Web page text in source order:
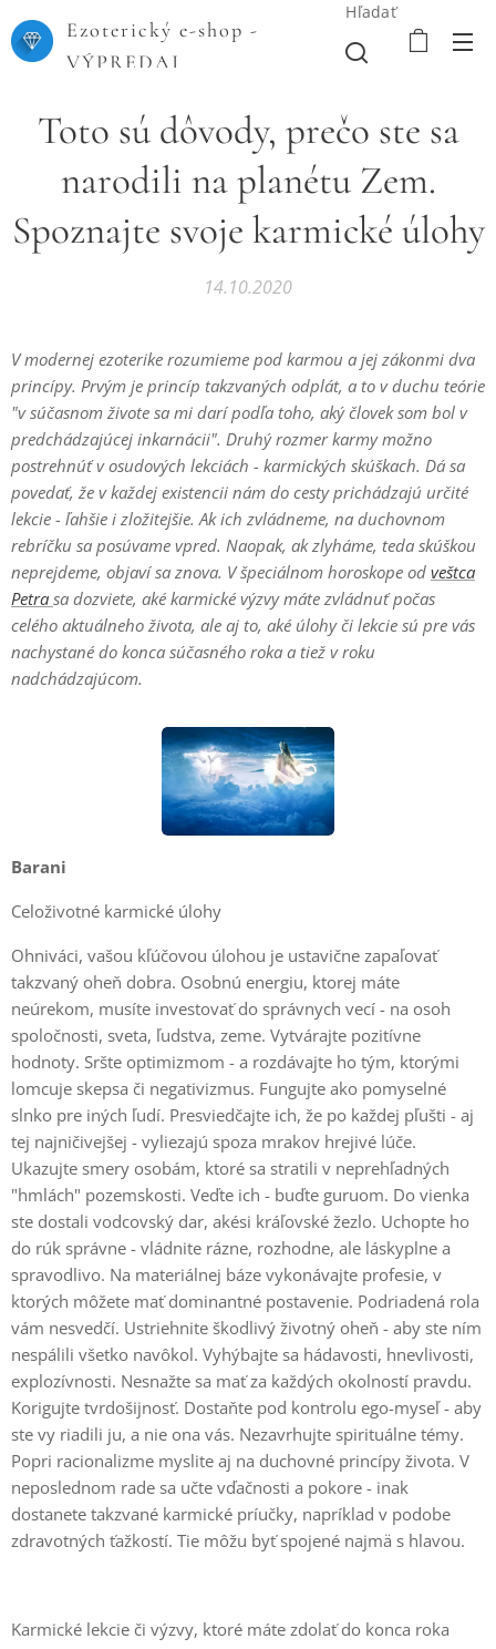
Ezoterický e-shop -
VÝPREDAJ
Hľadať
Toto sú dôvody, prečo ste sa
narodili na planétu Zem.
Spoznajte svoje karmické úlohy
14.10.2020
V modernej ezoterike rozumieme pod karmou a jej zákonmi dva
princípy. Prvým je princíp takzvaných odplát, a to v duchu teórie
"v súčasnom živote sa mi darí podľa toho, aký človek som bol v
predchádzajúcej inkarnácii". Druhý rozmer karmy možno
postrehnúť v osudových lekciách - karmických skúškach. Dá sa
povedať, že v každej existencii nám do cesty prichádzajú určité
lekcie - ľahšie i zložitejšie. Ak ich zvládneme, na duchovnom
rebríčku sa posúvame vpred. Naopak, ak zlyháme, teda skúškou
neprejdeme, objaví sa znova. V špeciálnom horoskope od veštca
Petra sa dozviete, aké karmické výzvy máte zvládnuť počas
celého aktuálneho života, ale aj to, aké úlohy či lekcie sú pre vás
nachystané do konca súčasného roka a tiež v roku
nadchádzajúcom.
Barani
Celoživotné karmické úlohy
Ohniváci, vašou kľúčovou úlohou je ustavične zapaľovať
takzvaný oheň dobra. Osobnú energiu, ktorej máte
neúrekom, musíte investovať do správnych vecí - na osoh
spoločnosti, sveta, ľudstva, zeme. Vytvárajte pozitívne
hodnoty. Sršte optimizmom - a rozdávajte ho tým, ktorými
lomcuje skepsa či negativizmus. Fungujte ako pomyselné
slnko pre iných ľudí. Presviedčajte ich, že po každej pľušti - aj
tej najničivejšej - vyliezajú spoza mrakov hrejivé lúče.
Ukazujte smery osobám, ktoré sa stratili v neprehľadných
"hmlách" pozemskosti. Veďte ich - buďte guruom. Do vienka
ste dostali vodcovský dar, akési kráľovské žezlo. Uchopte ho
do rúk správne - vládnite rázne, rozhodne, ale láskyplne a
spravodlivo. Na materiálnej báze vykonávajte profesie, v
ktorých môžete mať dominantné postavenie. Podriadená rola
vám nesvedčí. Ustriehnite škodlivý životný oheň - aby ste ním
nespálili všetko navôkol. Vyhýbajte sa hádavosti, hnevlivosti,
explozívnosti. Nesnažte sa mať za každých okolností pravdu.
Korigujte tvrdošijnosť. Dostaňte pod kontrolu ego-myseľ - aby
ste vy riadili ju, a nie ona vás. Nezavrhujte spirituálne témy.
Popri racionalizme myslite aj na duchovné princípy života. V
neposlednom rade sa učte vďačnosti a pokore - inak
dostanete takzvané karmické príučky, napríklad v podobe
zdravotných ťažkostí. Tie môžu byť spojené najmä s hlavou.
Karmické lekcie či výzvy, ktoré máte zdolať do konca roka